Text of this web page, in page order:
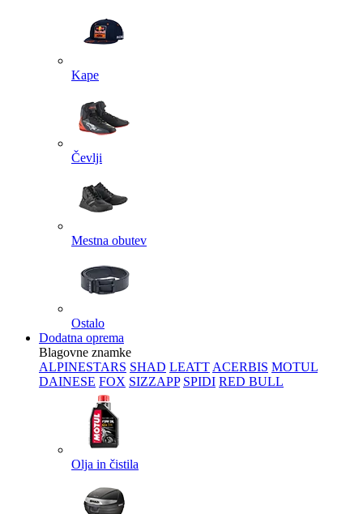
Kape
Čevlji
Mestna obutev
Ostalo
Dodatna oprema
Blagovne znamke
ALPINESTARS SHAD LEATT ACERBIS MOTUL
DAINESE FOX SIZZAPP SPIDI RED BULL
Olja in čistila